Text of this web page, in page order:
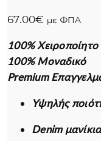
67.00€ με ΦΠΑ
100% Χειροποίητο
100% Μοναδικό
Premium
Υψηλής
Denim